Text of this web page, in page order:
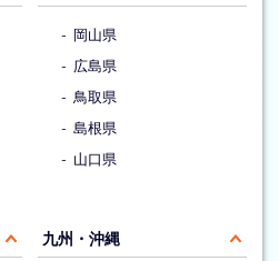
岡山県
広島県
鳥取県
島根県
山口県
九州・沖縄